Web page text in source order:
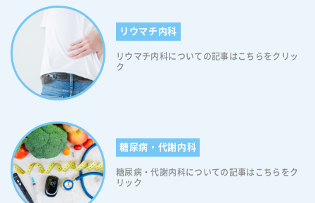
ゃみ」「鼻水」「鼻づまり」「咳」「息苦しさ」などが主な症状として
挙げられるでしょう。食物アレルギーの症状についてもっと詳しく知り
たい方は、アレルギー疾患について紹介しているサイトをご覧くださ
ルギー疾患は『アナフィラキシー』です。このアレルギー疾患は、アレ
ルギー反応でも特に重篤な状態であり、「アレルゲンなどの侵入により
複数の臓器に全身性にアレルギー症状があらわれて生命に危機を与え得
も早く医療機関で治療しないと死亡することがあります。 ＜アナフィ
ラキシーの症状＞ このアレルギー疾患の症状は初期の場合、不安感や
チクチクした感じなどの軽度のものになります。しかし、あっという間
に症状が悪化して、全身にかゆみやじんま疹が出たり、喘鳴や呼吸困難
が起きたりします。ちなみに、このアレルギー疾患は症状が悪化する
と、最悪の場合、血圧低下や意識レベルの低下、失神を伴うなどの症状
で1週間ほどかかります 皮膚（プリック）テスト 検査内容： プリック針
でアレルギー反応を引き起こす物質を少量皮膚に入れ、反応をもとに検
査を行います。 検査をお勧めするかた： 何かに触れたり特定の場所に
いるときに目が痒くなる、くしゃみや鼻水が出る、肌荒れや皮膚が痒く
なるかた 検査時間： およそ15分ほど 検査によってわかる病気： 花粉症
鼻アレルギー アトピー性皮膚炎 薬剤アレルギー その他注意点など： テ
スト前にアレルギーを抑えるお薬のご利用はお控えください。 千葉市若
医療保健情報マルチメディアシステム「わたしの町のお医者さん」で検
索できます。 都賀のアレルギー科：舌下免疫療法について 舌下免疫療
法とは、体質を改善して、アレルギー症状を抑える新しい治療法です。
当クリニックでは、アレルギー治療の一つとして舌下免疫療法を取り入
れています。これはアレルギーの原因（アレルゲン）となる物質を少し
国民的プロジェクトだと我々は考えています。 引用：上手な医療のかか
り方－厚生労働省公式ウェブサイト 都賀の内科：診察や診療の流れ 診
察と診療の流れをご案内します。 初診の持ち物 健康保険証 お薬手帳
（お持ちの方はご持参ください） 紹介状（お持ちの方はご持参くださ
からは、アイチケット広場にて、当日の「診察の順番」をお取りいただ
在の症状や、治療中の疾患の有無、これまでの病歴、薬のアレルギーな
どの問診票に記入していただきます。 ご不安な点、症状について困って
いることなど、問診票に記入しきれなかったことがあれば、直接お伝え
ください。 検査による診断 問診の後、必要に応じて検査を行います。
都賀駅３分の板谷内科クリニックで行なっている検査は、血液検査とレ
ントゲン（Ｘ線）検査があります。 血液検査 検査内容： 血液の細胞状
科：こんなときは早めに呼吸器内科の診察を どのようなときに、呼吸器
内科を受診すべきかというと、「咳」がポイントになります。 長引く咳
やしつこい咳は、呼吸器疾患の可能性があります。 気管支炎、肺炎、気
管支喘息、咳喘息、COPDなどの呼吸器疾患には、いずれも、特徴的な
咳の症状があります。 風邪は治ったのに咳が止まらなかったり、いつも
の風邪の咳とはちょっと違うと感じる場合は、要注意です。 咳が２週間
以上続くという場合も、早めに呼吸器内科の診察を受けるようにしてく
った症状のある場合も、呼吸器内科の受診をおすすめします。 ・いびき
がひどい ・睡眠中に息が止まっていると言われた ・咳をするとゼーゼ
ー言う ・痰に血が混じる ・胸のレントゲンで影があると言われた ・胸
が痛い ・歩いたり階段を上がるときに息がきれる ・咳や痰 (長引く風邪
症状は特に注意が必要) このような症状はありませんか？ 都賀駅徒歩１
分、都賀Ｍ３ビル１階にある、当クリニックへお越しください。 肺水腫
結果から、医師が必要と認めたかたに実施） 1.貧血検査 2.心電図検査
3.眼底検査 ・自己負担額 無料 都賀の特定健康診査・健康診査の受診券
年度の途中で、国民健康保険・後期高齢者医療制度に加入した場合は、
加入手続きをした月の翌月下旬頃に、受診券が発送されます。 健診期間
は、受診券が届いた日から翌年２月末日までとなっています。健康診断
電話で申し込むことができます。 健康支援課 健康診査指導班（043-238
-9926） ※受付時間：午前8時30分から17時30分まで（土日祝日及び12
月29日から1月3日を除く） 都賀の特定健康診査・健康診査の受診方
法 受診券（シール付き） 健康保険証 健診費用 上記を持参して、健診医
療機関で受診してください。 受診の際は、受診券シールを台紙からはが
リウマチ内科
リウマチ内科についての記事はこちらをクリッ
ク
糖尿病・代謝内科
糖尿病・代謝内科についての記事はこちらをク
リック